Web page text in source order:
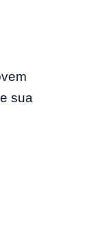
sua